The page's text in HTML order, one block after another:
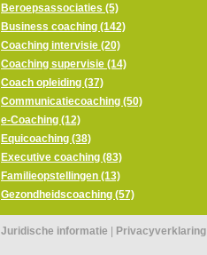
Beroepsassociaties (5)
Business coaching (142)
Coaching intervisie (20)
Coaching supervisie (14)
Coach opleiding (37)
Communicatiecoaching (50)
e-Coaching (12)
Equicoaching (38)
Executive coaching (83)
Familieopstellingen (13)
Gezondheidscoaching (57)
Juridische informatie Privacyverklaring